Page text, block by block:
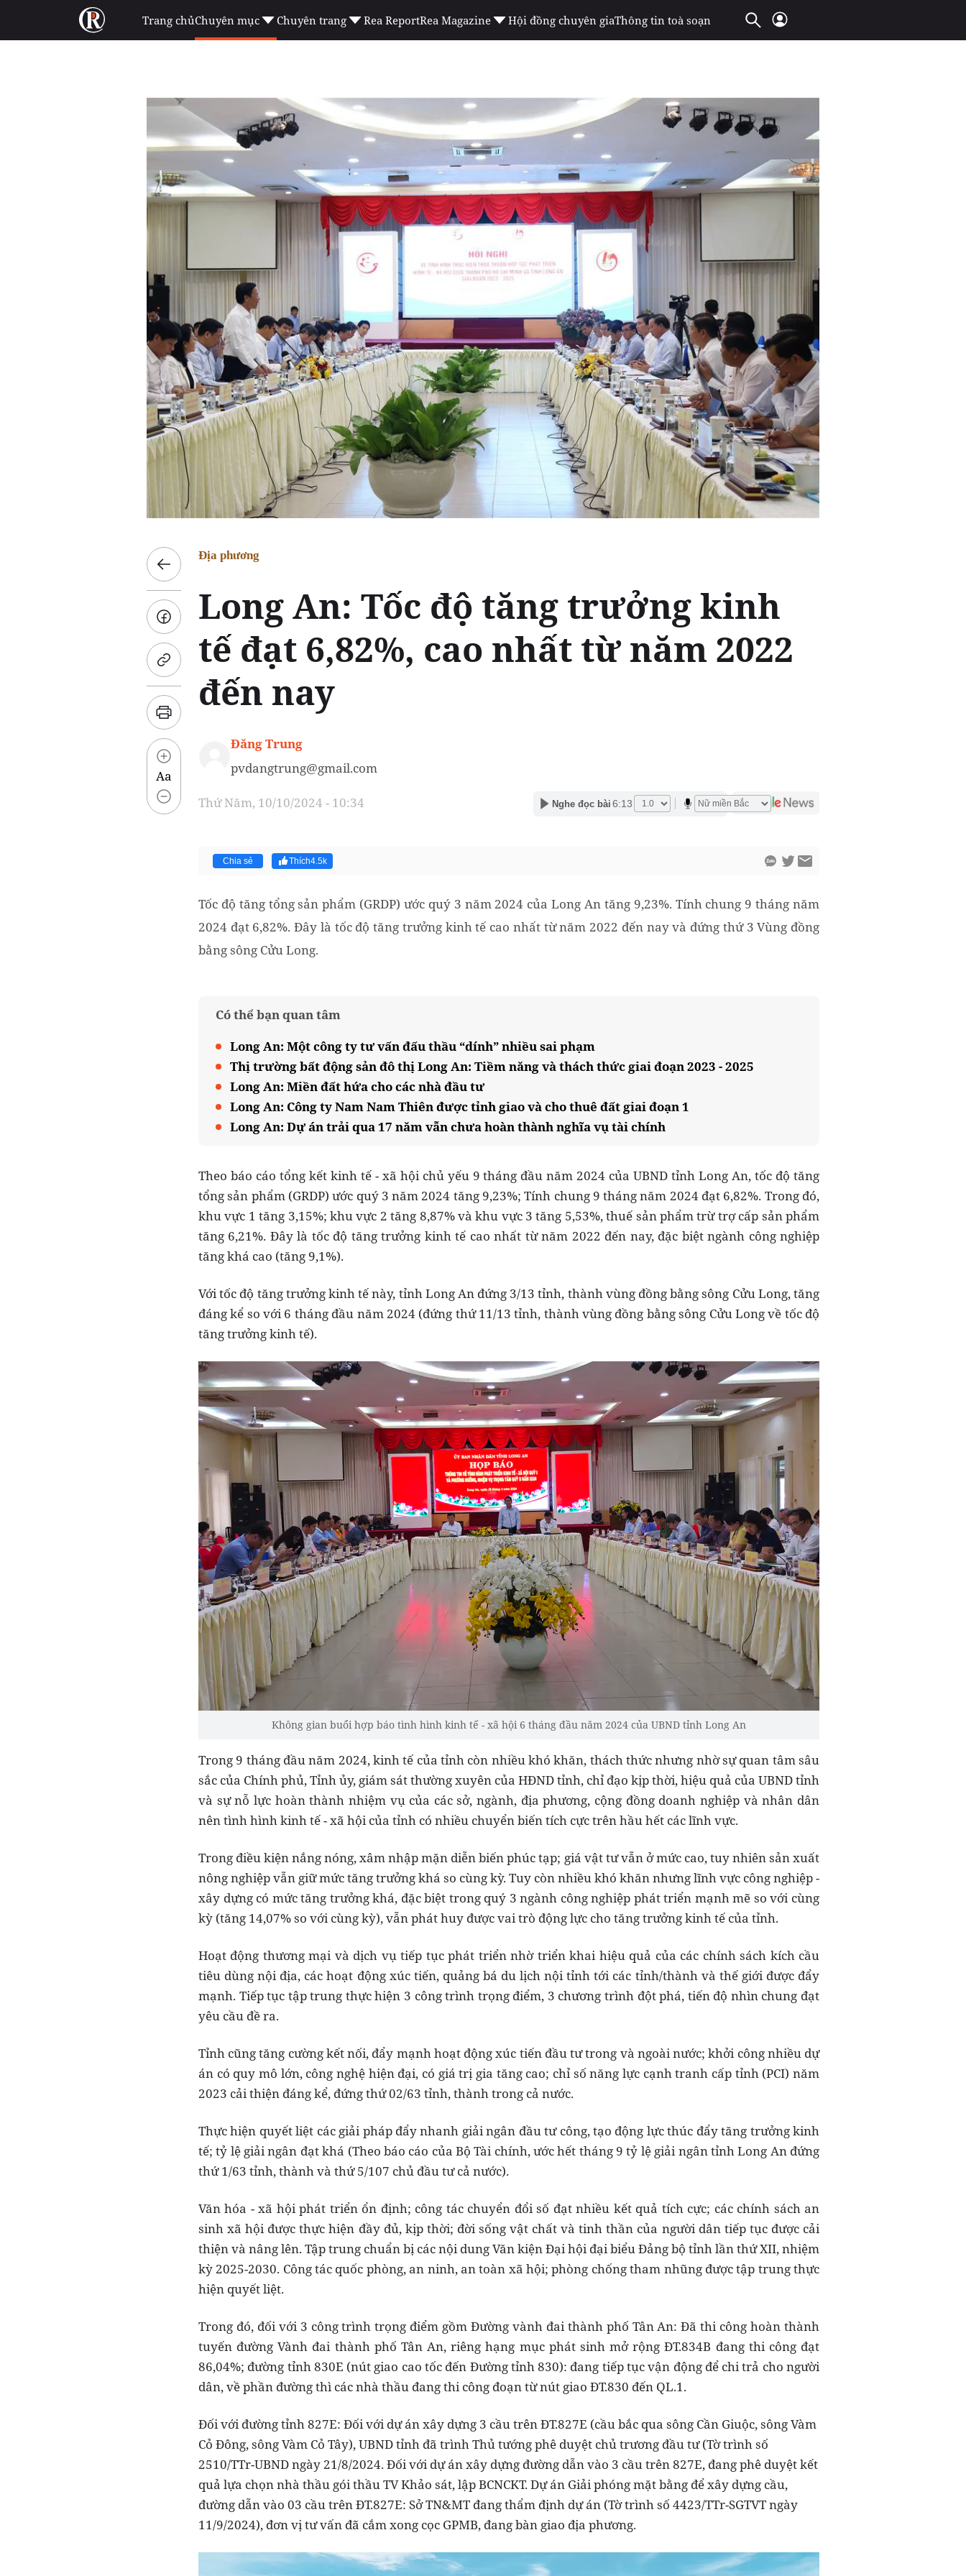
Trang chủChuyên mục Chuyên trang Rea ReportRea Magazine Hội đồng chuyên giaThông tin toà soạn
Aa
Địa phương
Long An: Tốc độ tăng trưởng kinh
tế đạt 6,82%, cao nhất từ năm 2022
đến nay
Đăng Trung
pvdangtrung@gmail.com
Thứ Năm, 10/10/2024 - 10:34 Nghe đọc bài 6:13
Chia sẻ Thích4.5k
Tốc độ tăng tổng sản phẩm (GRDP) ước quý 3 năm 2024 của Long An tăng 9,23%. Tính chung 9 tháng năm
2024 đạt 6,82%. Đây là tốc độ tăng trưởng kinh tế cao nhất từ năm 2022 đến nay và đứng thứ 3 Vùng đồng
bằng sông Cửu Long.
Có thể bạn quan tâm
Long An: Một công ty tư vấn đấu thầu “dính” nhiều sai phạm
Thị trường bất động sản đô thị Long An: Tiềm năng và thách thức giai đoạn 2023 - 2025
Long An: Miền đất hứa cho các nhà đầu tư
Long An: Công ty Nam Nam Thiên được tỉnh giao và cho thuê đất giai đoạn 1
Long An: Dự án trải qua 17 năm vẫn chưa hoàn thành nghĩa vụ tài chính
Theo báo cáo tổng kết kinh tế - xã hội chủ yếu 9 tháng đầu năm 2024 của UBND tỉnh Long An, tốc độ tăng
tổng sản phẩm (GRDP) ước quý 3 năm 2024 tăng 9,23%; Tính chung 9 tháng năm 2024 đạt 6,82%. Trong đó,
khu vực 1 tăng 3,15%; khu vực 2 tăng 8,87% và khu vực 3 tăng 5,53%, thuế sản phẩm trừ trợ cấp sản phẩm
tăng 6,21%. Đây là tốc độ tăng trưởng kinh tế cao nhất từ năm 2022 đến nay, đặc biệt ngành công nghiệp
tăng khá cao (tăng 9,1%).
Với tốc độ tăng trưởng kinh tế này, tỉnh Long An đứng 3/13 tỉnh, thành vùng đồng bằng sông Cửu Long, tăng
đáng kể so với 6 tháng đầu năm 2024 (đứng thứ 11/13 tỉnh, thành vùng đồng bằng sông Cửu Long về tốc độ
tăng trưởng kinh tế).
Không gian buổi hợp báo tình hình kinh tế - xã hội 6 tháng đầu năm 2024 của UBND tỉnh Long An
Trong 9 tháng đầu năm 2024, kinh tế của tỉnh còn nhiều khó khăn, thách thức nhưng nhờ sự quan tâm sâu
sắc của Chính phủ, Tỉnh ủy, giám sát thường xuyên của HĐND tỉnh, chỉ đạo kịp thời, hiệu quả của UBND tỉnh
và sự nỗ lực hoàn thành nhiệm vụ của các sở, ngành, địa phương, cộng đồng doanh nghiệp và nhân dân
nên tình hình kinh tế - xã hội của tỉnh có nhiều chuyển biến tích cực trên hầu hết các lĩnh vực.
Trong điều kiện nắng nóng, xâm nhập mặn diễn biến phúc tạp; giá vật tư vẫn ở mức cao, tuy nhiên sản xuất
nông nghiệp vẫn giữ mức tăng trưởng khá so cùng kỳ. Tuy còn nhiều khó khăn nhưng lĩnh vực công nghiệp -
xây dựng có mức tăng trưởng khá, đặc biệt trong quý 3 ngành công nghiệp phát triển mạnh mẽ so với cùng
kỳ (tăng 14,07% so với cùng kỳ), vẫn phát huy được vai trò động lực cho tăng trưởng kinh tế của tỉnh.
Hoạt động thương mại và dịch vụ tiếp tục phát triển nhờ triển khai hiệu quả của các chính sách kích cầu
tiêu dùng nội địa, các hoạt động xúc tiến, quảng bá du lịch nội tỉnh tới các tỉnh/thành và thế giới được đẩy
mạnh. Tiếp tục tập trung thực hiện 3 công trình trọng điểm, 3 chương trình đột phá, tiến độ nhìn chung đạt
yêu cầu đề ra.
Tỉnh cũng tăng cường kết nối, đẩy mạnh hoạt động xúc tiến đầu tư trong và ngoài nước; khởi công nhiều dự
án có quy mô lớn, công nghệ hiện đại, có giá trị gia tăng cao; chỉ số năng lực cạnh tranh cấp tỉnh (PCI) năm
2023 cải thiện đáng kể, đứng thứ 02/63 tỉnh, thành trong cả nước.
Thực hiện quyết liệt các giải pháp đẩy nhanh giải ngân đầu tư công, tạo động lực thúc đẩy tăng trưởng kinh
tế; tỷ lệ giải ngân đạt khá (Theo báo cáo của Bộ Tài chính, ước hết tháng 9 tỷ lệ giải ngân tỉnh Long An đứng
thứ 1/63 tỉnh, thành và thứ 5/107 chủ đầu tư cả nước).
Văn hóa - xã hội phát triển ổn định; công tác chuyển đổi số đạt nhiều kết quả tích cực; các chính sách an
sinh xã hội được thực hiện đầy đủ, kịp thời; đời sống vật chất và tinh thần của người dân tiếp tục được cải
thiện và nâng lên. Tập trung chuẩn bị các nội dung Văn kiện Đại hội đại biểu Đảng bộ tỉnh lần thứ XII, nhiệm
kỳ 2025-2030. Công tác quốc phòng, an ninh, an toàn xã hội; phòng chống tham nhũng được tập trung thực
hiện quyết liệt.
Trong đó, đối với 3 công trình trọng điểm gồm Đường vành đai thành phố Tân An: Đã thi công hoàn thành
tuyến đường Vành đai thành phố Tân An, riêng hạng mục phát sinh mở rộng ĐT.834B đang thi công đạt
86,04%; đường tỉnh 830E (nút giao cao tốc đến Đường tỉnh 830): đang tiếp tục vận động để chi trả cho người
dân, về phần đường thì các nhà thầu đang thi công đoạn từ nút giao ĐT.830 đến QL.1.
Đối với đường tỉnh 827E: Đối với dự án xây dựng 3 cầu trên ĐT.827E (cầu bắc qua sông Cần Giuộc, sông Vàm
Cỏ Đông, sông Vàm Cỏ Tây), UBND tỉnh đã trình Thủ tướng phê duyệt chủ trương đầu tư (Tờ trình số
2510/TTr-UBND ngày 21/8/2024. Đối với dự án xây dựng đường dẫn vào 3 cầu trên 827E, đang phê duyệt kết
quả lựa chọn nhà thầu gói thầu TV Khảo sát, lập BCNCKT. Dự án Giải phóng mặt bằng để xây dựng cầu,
đường dẫn vào 03 cầu trên ĐT.827E: Sở TN&MT đang thẩm định dự án (Tờ trình số 4423/TTr-SGTVT ngày
11/9/2024), đơn vị tư vấn đã cắm xong cọc GPMB, đang bàn giao địa phương.